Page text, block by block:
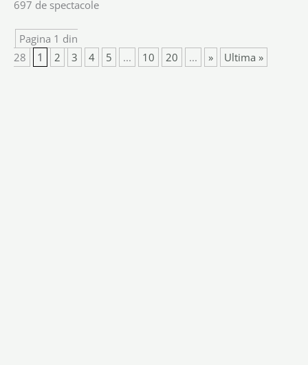
697 de spectacole
Pagina 1 din
28
1 2 3 4 5 ... 10 20 ... » Ultima »